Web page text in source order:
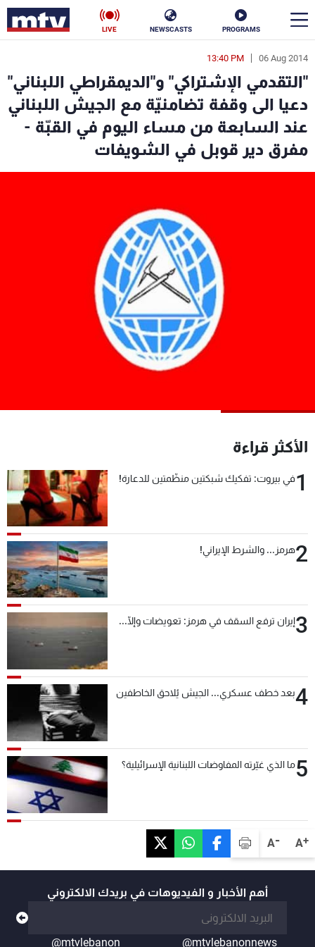
PROGRAMS
NEWSCASTS
LIVE
A+
A-
06 Aug 2014
13:40 PM
"التقدمي الإشتراكي" و"الديمقراطي اللبناني"
دعيا الى وقفة تضامنيّة مع الجيش اللبناني
عند السابعة من مساء اليوم في القبّة -
مفرق دير قوبل في الشويفات
الأكثر قراءة
1في بيروت: تفكيك شبكتين منظّمتين للدعارة!
2هرمز... والشرط الإيراني!
3إيران ترفع السقف في هرمز: تعويضات وإلّا...
4بعد خطف عسكري... الجيش يُلاحق الخاطفين
5ما الذي غيّرته المفاوضات اللبنانية الإسرائيلية؟
أهم الأخبار و الفيديوهات في بريدك الالكتروني
@mtvlebanonnews
@mtvlebanon
en
الأخبار
سياسة ناس
إقتصاد فن
الإنـتـاج
تواصل معنا